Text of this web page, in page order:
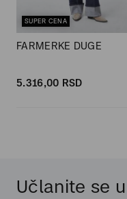
SUPER CENA
FARMERKE DUGE
5.316,00 RSD
Učlanite se